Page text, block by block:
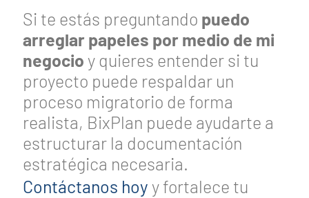
Si te estás preguntando puedo
arreglar papeles por medio de mi
negocio y quieres entender si tu
proyecto puede respaldar un
proceso migratorio de forma
realista, BixPlan puede ayudarte a
estructurar la documentación
estratégica necesaria.
Contáctanos hoy y fortalece tu